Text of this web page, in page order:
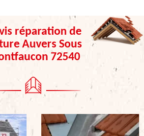
réparation de
Auvers Sous
72540